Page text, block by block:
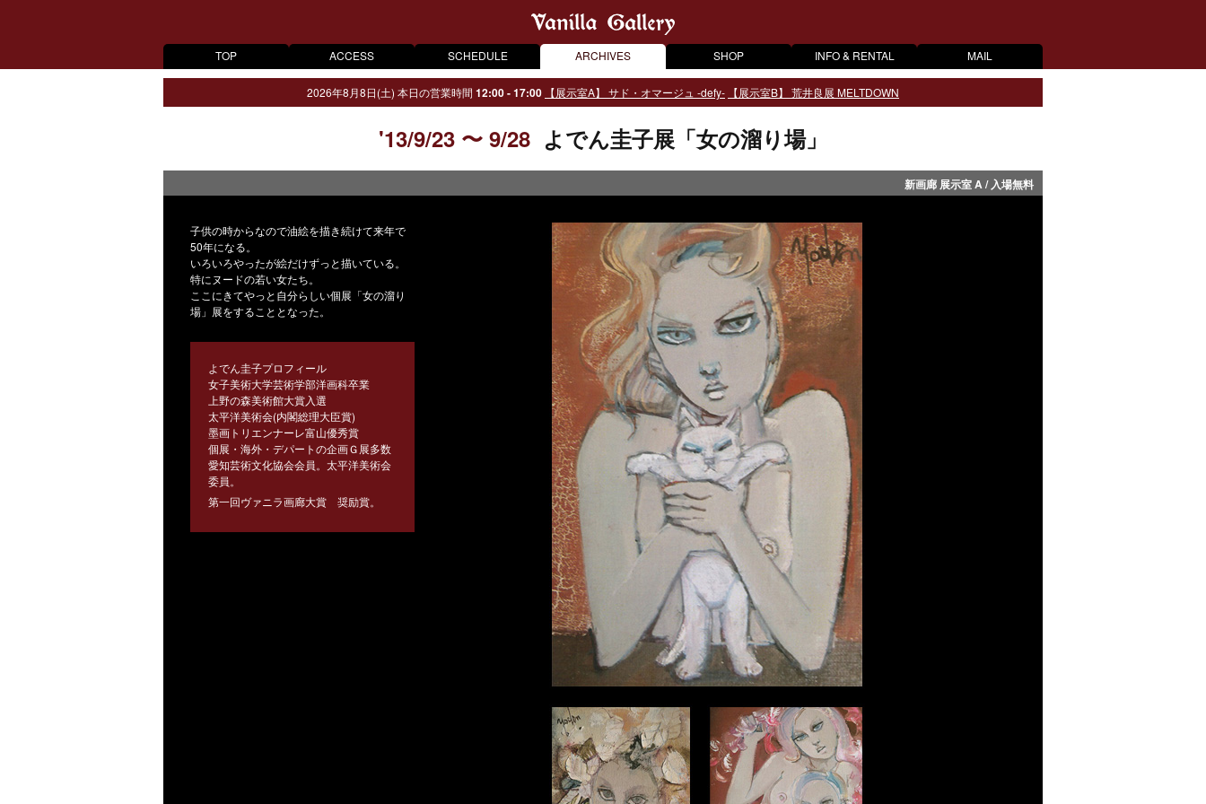
TOP ACCESS SCHEDULE ARCHIVES SHOP INFO & RENTAL MAIL
2026年8月8日(土) 本日の営業時間 12:00 - 17:00 【展示室A】 サド・オマージュ -defy- 【展示室B】 荒井良展 MELTDOWN
'13/9/23 〜 9/28 よでん圭子展「女の溜り場」
新画廊 展示室 A / 入場無料
子供の時からなので油絵を描き続けて来年で
50年になる。
いろいろやったが絵だけずっと描いている。
特にヌードの若い女たち。
ここにきてやっと自分らしい個展「女の溜り
場」展をすることとなった。
よでん圭子プロフィール
女子美術大学芸術学部洋画科卒業
上野の森美術館大賞入選
太平洋美術会(内閣総理大臣賞)
墨画トリエンナーレ富山優秀賞
個展・海外・デパートの企画Ｇ展多数
愛知芸術文化協会会員。太平洋美術会
委員。
第一回ヴァニラ画廊大賞 奨励賞。